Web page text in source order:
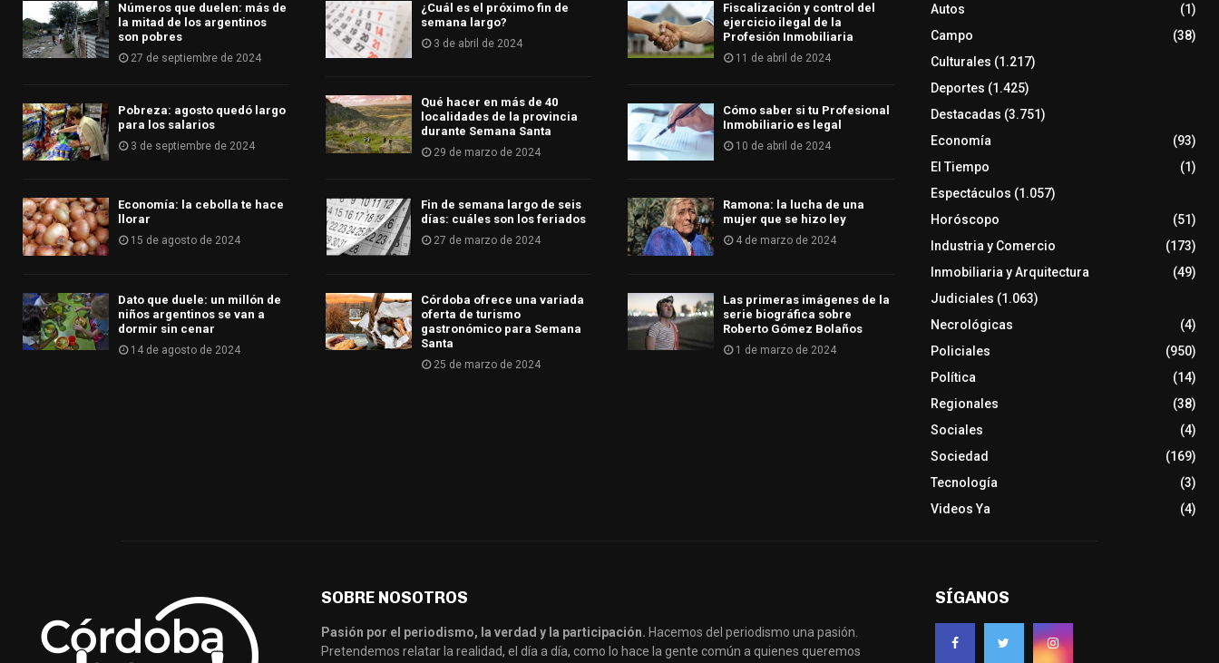
Números que duelen: más de
la mitad de los argentinos
son pobres
27 de septiembre de 2024
Pobreza: agosto quedó largo
para los salarios
3 de septiembre de 2024
Economía: la cebolla te hace
llorar
15 de agosto de 2024
Dato que duele: un millón de
niños argentinos se van a
dormir sin cenar
14 de agosto de 2024
¿Cuál es el próximo fin de
semana largo?
3 de abril de 2024
Qué hacer en más de 40
localidades de la provincia
durante Semana Santa
29 de marzo de 2024
Fin de semana largo de seis
días: cuáles son los feriados
27 de marzo de 2024
Córdoba ofrece una variada
oferta de turismo
gastronómico para Semana
Santa
25 de marzo de 2024
Fiscalización y control del
ejercicio ilegal de la
Profesión Inmobiliaria
11 de abril de 2024
Cómo saber si tu Profesional
Inmobiliario es legal
10 de abril de 2024
Ramona: la lucha de una
mujer que se hizo ley
4 de marzo de 2024
Las primeras imágenes de la
serie biográfica sobre
Roberto Gómez Bolaños
1 de marzo de 2024
Autos
(1)
Campo
(38)
Culturales (1.217)
Deportes (1.425)
Destacadas (3.751)
Economía
(93)
El Tiempo
(1)
Espectáculos (1.057)
Horóscopo
(51)
Industria y Comercio
(173)
Inmobiliaria y Arquitectura
(49)
Judiciales (1.063)
Necrológicas
(4)
Policiales
(950)
Política
(14)
Regionales
(38)
Sociales
(4)
Sociedad
(169)
Tecnología
(3)
Videos Ya
(4)
SOBRE NOSOTROS
Pasión por el periodismo, la verdad y la participación. Hacemos del periodismo una pasión.
Pretendemos relatar la realidad, el día a día, como lo hace la gente común a quienes queremos
SÍGANOS